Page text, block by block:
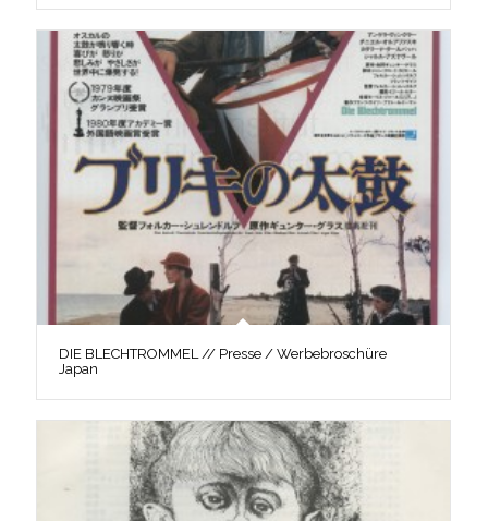
DIE BLECHTROMMEL // Presse / Werbebroschüre
Japan